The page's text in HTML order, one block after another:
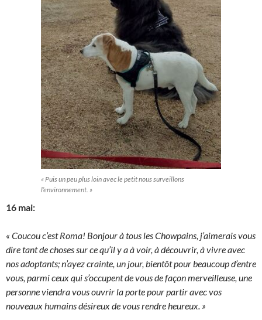
« Puis un peu plus loin avec le petit nous surveillons
l’environnement. »
16 mai:
« Coucou c’est Roma! Bonjour à tous les Chowpains, j’aimerais vous
dire tant de choses sur ce qu’il y a à voir, à découvrir, à vivre avec
nos adoptants; n’ayez crainte, un jour, bientôt pour beaucoup d’entre
vous, parmi ceux qui s’occupent de vous de façon merveilleuse, une
personne viendra vous ouvrir la porte pour partir avec vos
nouveaux humains désireux de vous rendre heureux. »